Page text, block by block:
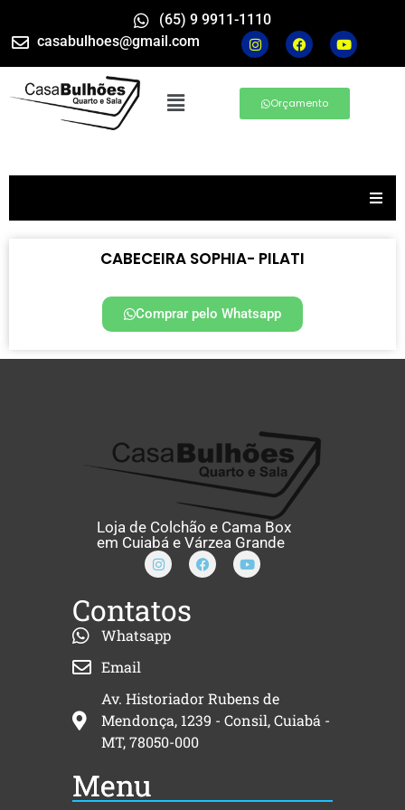
(65) 9 9911-1110
casabulhoes@gmail.com
Orçamento
CABECEIRA SOPHIA- PILATI
Comprar pelo Whatsapp
Loja de Colchão e Cama Box
em Cuiabá e Várzea Grande
Contatos
Whatsapp
Email
Av. Historiador Rubens de
Mendonça, 1239 - Consil, Cuiabá -
MT, 78050-000
Menu